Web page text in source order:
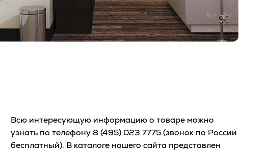
Всю интересующую информацию о товаре можно
узнать по телефону 8 (495) 023 7775(звонок по России
бесплатный). В каталоге нашего сайта представлен